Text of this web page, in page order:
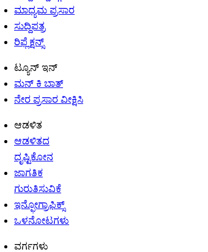
ಮಾಧ್ಯಮ ಪ್ರಸಾರ
ಸುದ್ದಿಪತ್ರ
ರಿಫ್ಲೆಕ್ಷನ್ಸ್
ಟ್ಯೂನ್ ಇನ್
ಮನ್ ಕಿ ಬಾತ್
ನೇರ ಪ್ರಸಾರ ವೀಕ್ಷಿಸಿ
ಆಡಳಿತ
ಆಡಳಿತದ
ದೃಷ್ಟಿಕೋನ
ಜಾಗತಿಕ
ಗುರುತಿಸುವಿಕೆ
ಇನ್ಫೋಗ್ರಾಫಿಕ್ಸ್
ಒಳನೋಟಗಳು
ವರ್ಗಗಳು